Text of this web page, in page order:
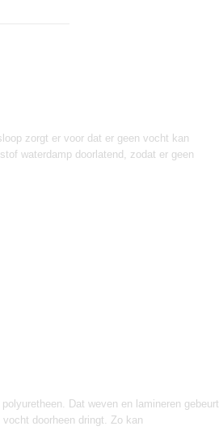
zorgt er voor dat er geen vocht kan
waterdamp doorlatend, zodat er geen
Dat weven en lamineren gebeurt
doorheen dringt. Zo kan